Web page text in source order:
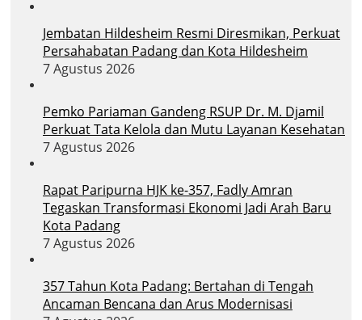
Jembatan Hildesheim Resmi Diresmikan, Perkuat
Persahabatan Padang dan Kota Hildesheim
7 Agustus 2026
Pemko Pariaman Gandeng RSUP Dr. M. Djamil
Perkuat Tata Kelola dan Mutu Layanan Kesehatan
7 Agustus 2026
Rapat Paripurna HJK ke-357, Fadly Amran
Tegaskan Transformasi Ekonomi Jadi Arah Baru
Kota Padang
7 Agustus 2026
357 Tahun Kota Padang: Bertahan di Tengah
Ancaman Bencana dan Arus Modernisasi